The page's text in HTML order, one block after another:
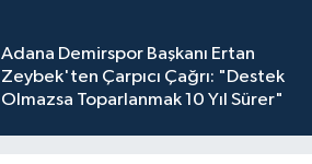
Adana Demirspor Başkanı Ertan
Zeybek'ten Çarpıcı Çağrı: "Destek
Olmazsa Toparlanmak 10 Yıl Sürer"